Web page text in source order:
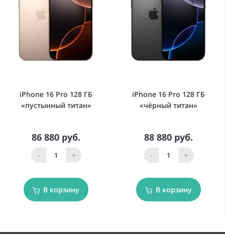
iPhone 16 Pro 128 ГБ
«пустынный титан»
86 880 руб.
- +
В корзину
iPhone 16 Pro 128 ГБ
«чёрный титан»
88 880 руб.
- +
В корзину